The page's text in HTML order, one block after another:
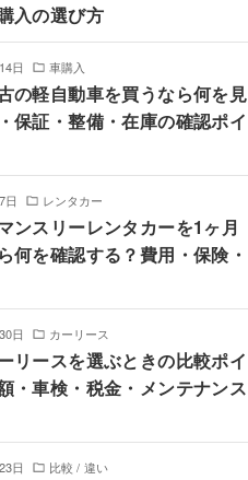
入の選び方
日 車購入
の軽自動車を買うなら何を見
保証・整備・在庫の確認ポイ
日 レンタカー
ンスリーレンタカーを1ヶ月
何を確認する？費用・保険・
日 カーリース
リースを選ぶときの比較ポイ
・車検・税金・メンテナンス
日 比較 / 違い